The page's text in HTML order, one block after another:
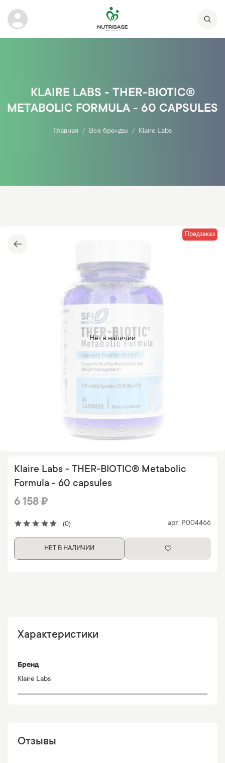
KLAIRE LABS - THER-BIOTIC®
METABOLIC FORMULA - 60 CAPSULES
Главная Все бренды Klaire Labs
Нет в наличии
Предзаказ
(0) арт. P004466
Klaire Labs - THER-BIOTIC® Metabolic
Formula - 60 capsules
6 158 ₽
НЕТ В НАЛИЧИИ
Характеристики
Бренд
Klaire Labs
Отзывы